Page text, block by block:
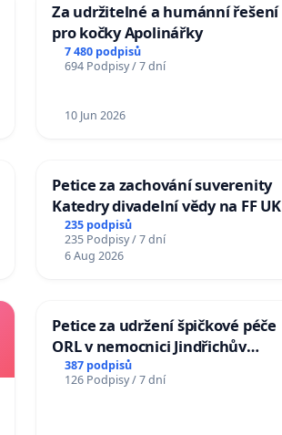
Za udržitelné a humánní řešení
pro kočky Apolinářky
7 480 podpisů
694 Podpisy / 7 dní
10 Jun 2026
Petice za zachování suverenity
Katedry divadelní vědy na FF UK
235 podpisů
235 Podpisy / 7 dní
6 Aug 2026
Petice za udržení špičkové péče
ORL v nemocnici Jindřichův
Hradec
387 podpisů
126 Podpisy / 7 dní